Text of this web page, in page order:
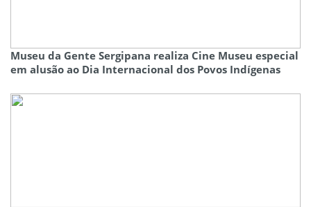
Museu da Gente Sergipana realiza Cine Museu especial
em alusão ao Dia Internacional dos Povos Indígenas